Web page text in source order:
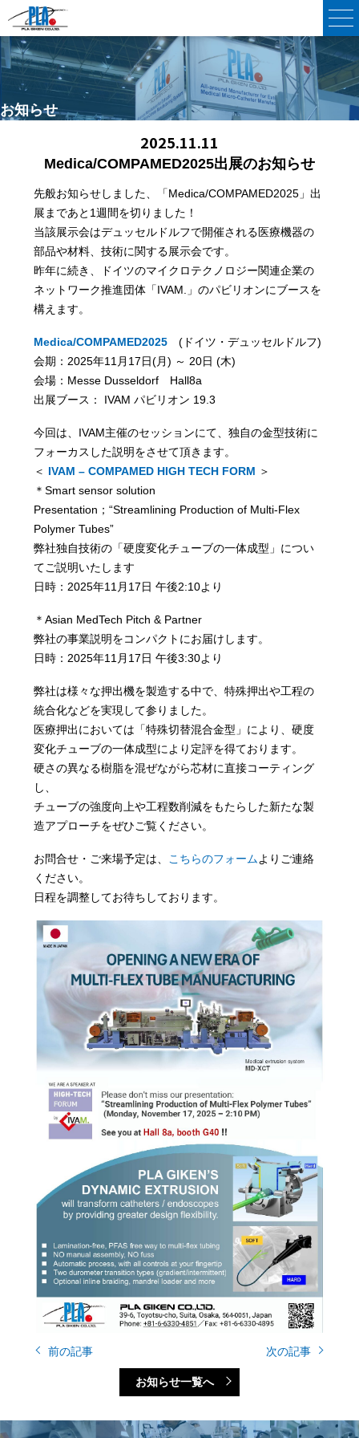
お知らせ
2025.11.11
Medica/COMPAMED2025出展のお知らせ
先般お知らせしました、「Medica/COMPAMED2025」出
展まであと1週間を切りました！
当該展示会はデュッセルドルフで開催される医療機器の
部品や材料、技術に関する展示会です。
昨年に続き、ドイツのマイクロテクノロジー関連企業の
ネットワーク推進団体「IVAM.」のパビリオンにブースを
構えます。
Medica/COMPAMED2025 (ドイツ・デュッセルドルフ)
会期：2025年11月17日(月) ～ 20日 (木)
会場：Messe Dusseldorf Hall8a
出展ブース： IVAM パビリオン 19.3
今回は、IVAM主催のセッションにて、独自の金型技術に
フォーカスした説明をさせて頂きます。
＜ IVAM – COMPAMED HIGH TECH FORM ＞
＊Smart sensor solution
Presentation；“Streamlining Production of Multi-Flex
Polymer Tubes”
弊社独自技術の「硬度変化チューブの一体成型」につい
てご説明いたします
日時：2025年11月17日 午後2:10より
＊Asian MedTech Pitch & Partner
弊社の事業説明をコンパクトにお届けします。
日時：2025年11月17日 午後3:30より
弊社は様々な押出機を製造する中で、特殊押出や工程の
統合化などを実現して参りました。
医療押出においては「特殊切替混合金型」により、硬度
変化チューブの一体成型により定評を得ております。
硬さの異なる樹脂を混ぜながら芯材に直接コーティング
し、
チューブの強度向上や工程数削減をもたらした新たな製
造アプローチをぜひご覧ください。
お問合せ・ご来場予定は、 こちらのフォームよりご連絡
ください。
日程を調整してお待ちしております。
前の記事 次の記事
お知らせ一覧へ